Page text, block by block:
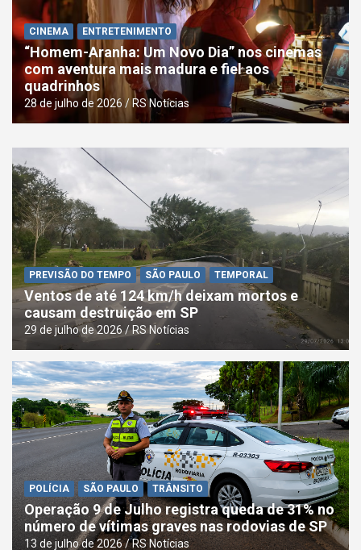
CINEMA ENTRETENIMENTO
“Homem-Aranha: Um Novo Dia” nos cinemas
com aventura mais madura e fiel aos
quadrinhos
28 de julho de 2026 RS Notícias
PREVISÃO DO TEMPO SÃO PAULO TEMPORAL
Ventos de até 124 km/h deixam mortos e
causam destruição em SP
29 de julho de 2026 RS Notícias
POLÍCIA SÃO PAULO TRÂNSITO
Operação 9 de Julho registra queda de 31% no
número de vítimas graves nas rodovias de SP
13 de julho de 2026 RS Notícias